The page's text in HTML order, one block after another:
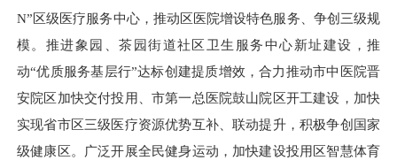
N”区级医疗服务中心，推动区医院增设特色服务、争创三级规
模。推进象园、茶园街道社区卫生服务中心新址建设，推
动“优质服务基层行”达标创建提质增效，合力推动市中医院晋
安院区加快交付投用、市第一总医院鼓山院区开工建设，加快
实现省市区三级医疗资源优势互补、联动提升，积极争创国家
级健康区。广泛开展全民健身运动，加快建设投用区智慧体育